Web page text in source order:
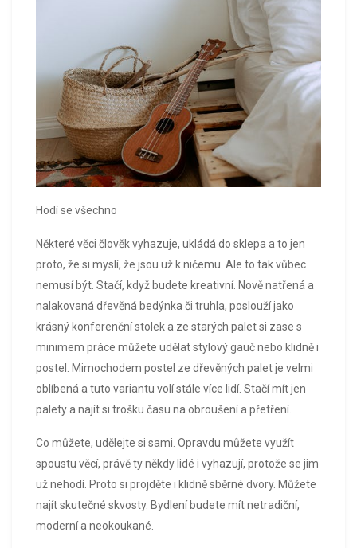
Hodí se všechno
Některé věci člověk vyhazuje, ukládá do sklepa a to jen
proto, že si myslí, že jsou už k ničemu. Ale to tak vůbec
nemusí být. Stačí, když budete kreativní. Nově natřená a
nalakovaná dřevěná bedýnka či truhla, poslouží jako
krásný konferenční stolek a ze starých palet si zase s
minimem práce můžete udělat stylový gauč nebo klidně i
postel. Mimochodem postel ze dřevěných palet je velmi
oblíbená a tuto variantu volí stále více lidí. Stačí mít jen
palety a najít si trošku času na obroušení a přetření.
Co můžete, udělejte si sami. Opravdu můžete využít
spoustu věcí, právě ty někdy lidé i vyhazují, protože se jim
už nehodí. Proto si projděte i klidně sběrné dvory. Můžete
najít skutečné skvosty. Bydlení budete mít netradiční,
moderní a neokoukané.